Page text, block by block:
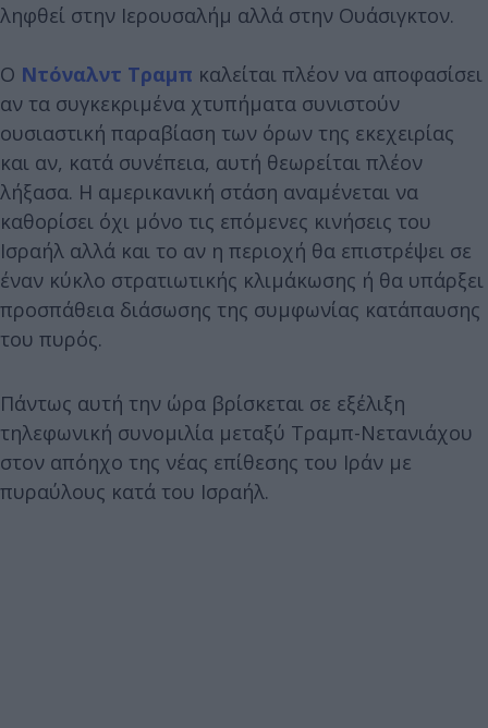
ληφθεί στην Ιερουσαλήμ αλλά στην Ουάσιγκτον.
Ο Ντόναλντ Τραμπ καλείται πλέον να αποφασίσει
αν τα συγκεκριμένα χτυπήματα συνιστούν
ουσιαστική παραβίαση των όρων της εκεχειρίας
και αν, κατά συνέπεια, αυτή θεωρείται πλέον
λήξασα. Η αμερικανική στάση αναμένεται να
καθορίσει όχι μόνο τις επόμενες κινήσεις του
Ισραήλ αλλά και το αν η περιοχή θα επιστρέψει σε
έναν κύκλο στρατιωτικής κλιμάκωσης ή θα υπάρξει
προσπάθεια διάσωσης της συμφωνίας κατάπαυσης
του πυρός.
Πάντως αυτή την ώρα βρίσκεται σε εξέλιξη
τηλεφωνική συνομιλία μεταξύ Τραμπ-Νετανιάχου
στον απόηχο της νέας επίθεσης του Ιράν με
πυραύλους κατά του Ισραήλ.